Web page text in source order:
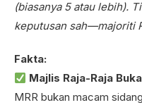
(biasanya 5 atau lebih).
keputusan sah—majoriti
Fakta:
Majlis Raja-Raja
MRR bukan macam